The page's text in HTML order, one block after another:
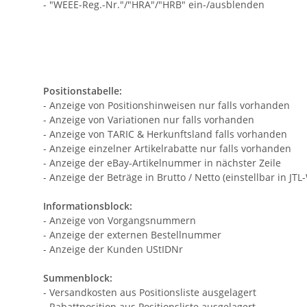
- "WEEE-Reg.-Nr."/"HRA"/"HRB" ein-/ausblenden
Positionstabelle:
- Anzeige von Positionshinweisen nur falls vorhanden
- Anzeige von Variationen nur falls vorhanden
- Anzeige von TARIC & Herkunftsland falls vorhanden
- Anzeige einzelner Artikelrabatte nur falls vorhanden
- Anzeige der eBay-Artikelnummer in nächster Zeile
- Anzeige der Beträge in Brutto / Netto (einstellbar in JTL-
Informationsblock:
- Anzeige von Vorgangsnummern
- Anzeige der externen Bestellnummer
- Anzeige der Kunden UStIDNr
Summenblock:
- Versandkosten aus Positionsliste ausgelagert